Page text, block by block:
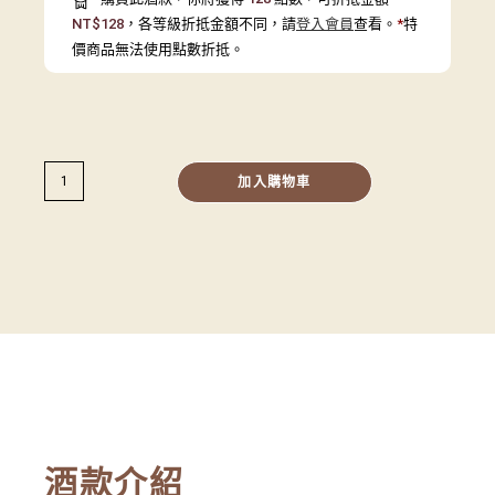
NT$128 ，各等級折抵金額不同，請登入會員查看。 *特
價商品無法使用點數折抵。
加入購物車
酒款介紹